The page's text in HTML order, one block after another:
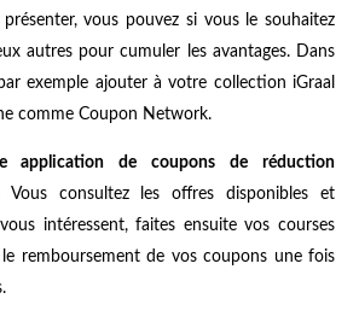
vous pouvez si vous le souhaitez
autres pour cumuler les avantages. Dans
exemple ajouter à votre collection iGraal
comme Coupon Network.
application de coupons de réduction
Vous consultez les offres disponibles et
intéressent, faites ensuite vos courses
remboursement de vos coupons une fois